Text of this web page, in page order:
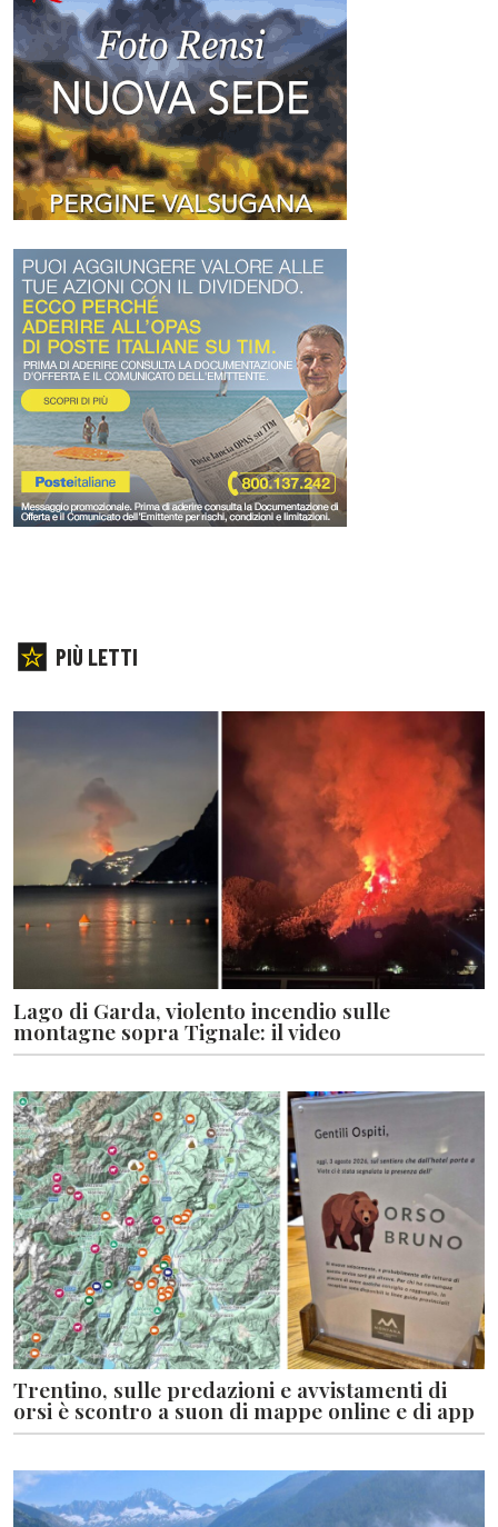
PIÙ LETTI
Lago di Garda, violento incendio sulle
montagne sopra Tignale: il video
Trentino, sulle predazioni e avvistamenti di
orsi è scontro a suon di mappe online e di app